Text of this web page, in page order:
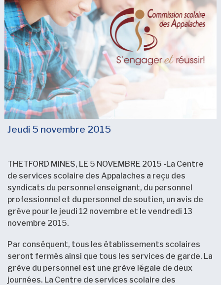
Jeudi 5 novembre 2015
THETFORD MINES, LE 5 NOVEMBRE 2015 -La Centre
de services scolaire des Appalaches a reçu des
syndicats du personnel enseignant, du personnel
professionnel et du personnel de soutien, un avis de
grève pour le jeudi 12 novembre et le vendredi 13
novembre 2015.
Par conséquent, tous les établissements scolaires
seront fermés ainsi que tous les services de garde. La
grève du personnel est une grève légale de deux
journées. La Centre de services scolaire des